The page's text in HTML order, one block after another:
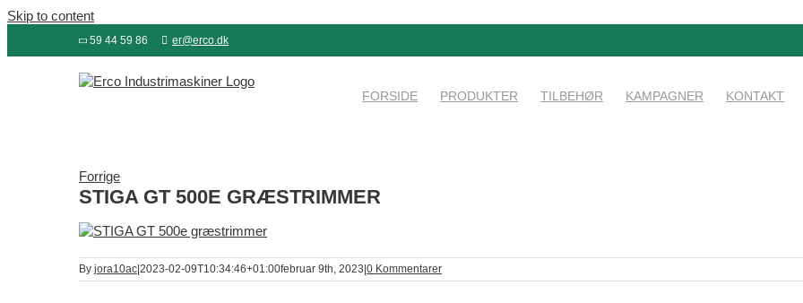
Skip to content
59 44 59 86 er@erco.dk
FORSIDE PRODUKTER TILBEHØR KAMPAGNER KONTAKT
Forrige
STIGA GT 500E GRÆSTRIMMER
By jora10ac 2023-02-09T10:34:46+01:00februar 9th, 2023 0 Kommentarer